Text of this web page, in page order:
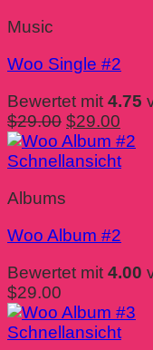
Music
Woo Single #2
Bewertet mit 4.75
$29.00
Preis
war:
$29.00
Preis
ist:
Schnellansicht
Albums
Woo Album #2
Bewertet mit 4.00
$29.00
Schnellansicht